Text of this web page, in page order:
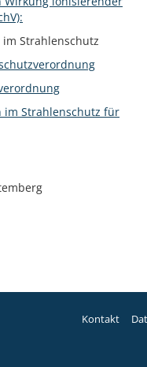
im Strahlenschutz
im Strahlenschutz für
Kontakt